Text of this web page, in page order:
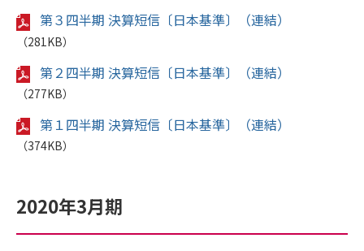
第３四半期 決算短信〔日本基準〕（連結）
（281KB）
第２四半期 決算短信〔日本基準〕（連結）
（277KB）
第１四半期 決算短信〔日本基準〕（連結）
（374KB）
2020年3月期